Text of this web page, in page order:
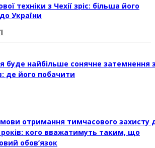
техніки з Чехії зріс: більша його
України
буде найбільше сонячне затемнення
де його побачити
отримання тимчасового захисту
років: кого вважатимуть таким, що
обов’язок